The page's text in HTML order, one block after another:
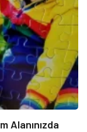
Alanınızda